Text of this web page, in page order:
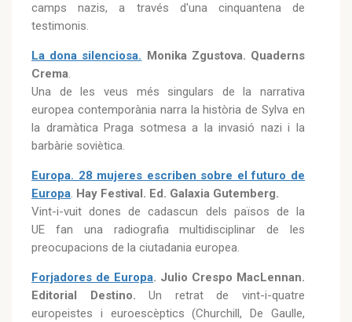
camps nazis, a través d'una cinquantena de
testimonis.
La dona silenciosa. Monika Zgustova. Quaderns
Crema.
Una de les veus més singulars de la narrativa
europea contemporània narra la història de Sylva en
la dramàtica Praga sotmesa a la invasió nazi i la
barbàrie soviètica.
Europa. 28 mujeres escriben sobre el futuro de
Europa. Hay Festival. Ed. Galaxia Gutemberg.
Vint-i-vuit dones de cadascun dels països de la
UE fan una radiografia multidisciplinar de les
preocupacions de la ciutadania europea.
Forjadores de Europa. Julio Crespo MacLennan.
Editorial Destino.Un retrat de vint-i-quatre
europeistes i euroescèptics (Churchill, De Gaulle,